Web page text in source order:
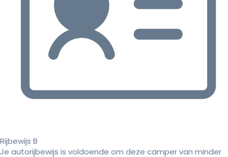
Rijbewijs B
Je autorijbewijs is voldoende om deze camper van minder